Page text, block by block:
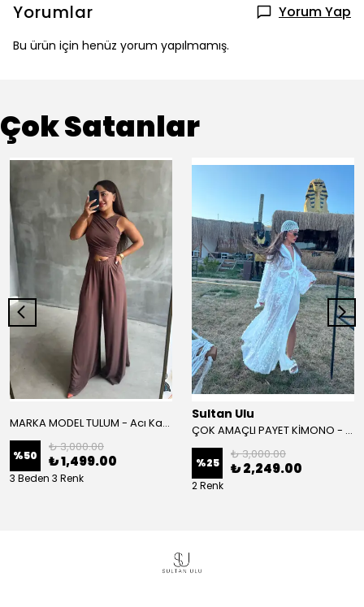
Yorumlar Yorum Yap
Bu ürün için henüz yorum yapılmamış.
Çok Satanlar
MARKA MODEL TULUM - Acı Kahve
%50
₺ 3,000.00
₺ 1,499.00
3 Beden 3 Renk
Sultan Ulu
ÇOK AMAÇLI PAYET KİMONO - Beyaz
%25
₺ 3,000.00
₺ 2,249.00
2 Renk